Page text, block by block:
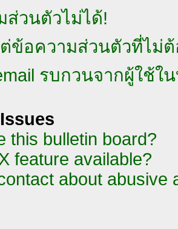
ส่วนตัวไม่ได้!
ข้อความส่วนตัวที่ไม่ต้
รบกวนจากผู้ใช้ใ
this bulletin board?
feature available?
about abusive